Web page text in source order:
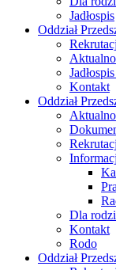
Jadłospis
Oddział
Kontakt
Oddział
Dla
Kontakt
Rodo
Oddział